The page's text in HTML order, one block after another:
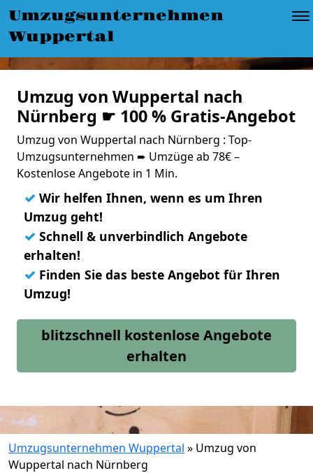
Umzugsunternehmen
Wuppertal
Umzug von Wuppertal nach
Nürnberg ☛ 100 % Gratis-Angebot
Umzug von Wuppertal nach Nürnberg : Top-
Umzugsunternehmen ➨ Umzüge ab 78€ –
Kostenlose Angebote in 1 Min.
✓ Wir helfen Ihnen, wenn es um Ihren
Umzug geht!
✓ Schnell & unverbindlich Angebote
erhalten!
✓ Finden Sie das beste Angebot für Ihren
Umzug!
blitzschnell kostenlose Angebote
erhalten
Umzugsunternehmen Wuppertal » Umzug von
Wuppertal nach Nürnberg